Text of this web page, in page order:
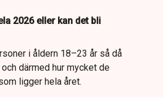
2026 eller kan det bli
i åldern 18–23 år så då
därmed hur mycket de
ligger hela året.